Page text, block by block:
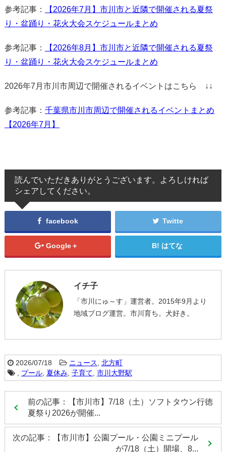
参考記事：
【2026年7月】市川市と近隣で開催される夏祭
り・盆踊り・花火大会スケジュールまとめ
参考記事：
【2026年8月】市川市と近隣で開催される夏祭
り・盆踊り・花火大会スケジュールまとめ
2026年7月市川市周辺で開催されるイベントはこちら ↓↓
参考記事： 千葉県市川市周辺で開催されるイベントまとめ
【2026年7月】
読んでいただきありがとうございます。よろしければ
シェアしてください。
facebook Twitte
Google＋ はてな
イチ子
「市川にゅ～す」運営者。2015年9月より
地域ブログ運営。市川育ち。犬好き。
2026/07/18 ニュース, 北方町
, プール, 夏休み, 子育て, 市川大野駅
前の記事：【市川市】7/18（土）ソフトタウン行徳
夏祭り2026が開催...
次の記事：【市川市】公園プール・公園ミニプール
が7/18（土）開場、8...